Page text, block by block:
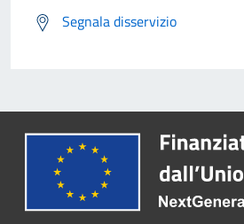
Segnala disservizio